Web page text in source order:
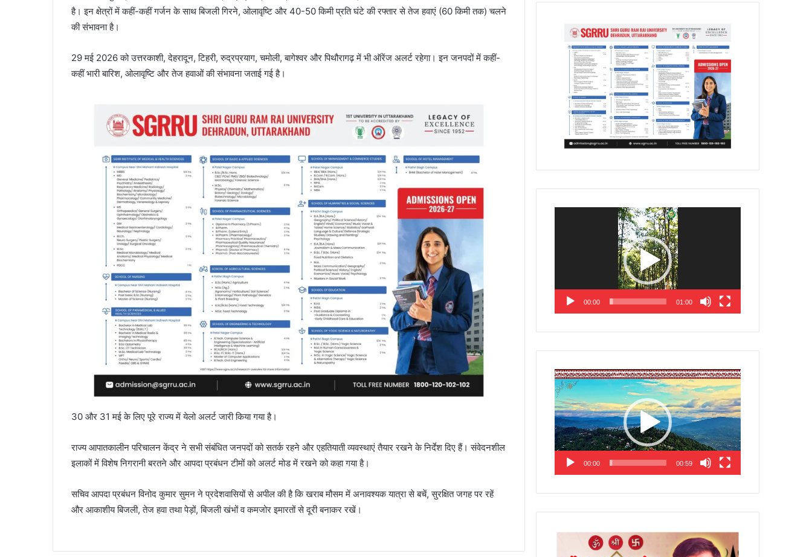
है। इन क्षेत्रों में कहीं-कहीं गर्जन के साथ बिजली गिरने, ओलावृष्टि और 40-50 किमी प्रति घंटे की रफ्तार से तेज हवाएं (60 किमी तक) चलने
की संभावना है।
29 मई 2026 को उत्तरकाशी, देहरादून, टिहरी, रुद्रप्रयाग, चमोली, बागेश्वर और पिथौरागढ़ में भी ऑरेंज अलर्ट रहेगा। इन जनपदों में कहीं-
कहीं भारी बारिश, ओलावृष्टि और तेज हवाओं की संभावना जताई गई है।
30 और 31 मई के लिए पूरे राज्य में येलो अलर्ट जारी किया गया है।
राज्य आपातकालीन परिचालन केंद्र ने सभी संबंधित जनपदों को सतर्क रहने और एहतियाती व्यवस्थाएं तैयार रखने के निर्देश दिए हैं। संवेदनशील
इलाकों में विशेष निगरानी बरतने और आपदा प्रबंधन टीमों को अलर्ट मोड में रखने को कहा गया है।
सचिव आपदा प्रबंधन विनोद कुमार सुमन ने प्रदेशवासियों से अपील की है कि खराब मौसम में अनावश्यक यात्रा से बचें, सुरक्षित जगह पर रहें
और आकाशीय बिजली, तेज हवा तथा पेड़ों, बिजली खंभों व कमजोर इमारतों से दूरी बनाकर रखें।
00:00 01:00
Video
Player
00:00 00:59